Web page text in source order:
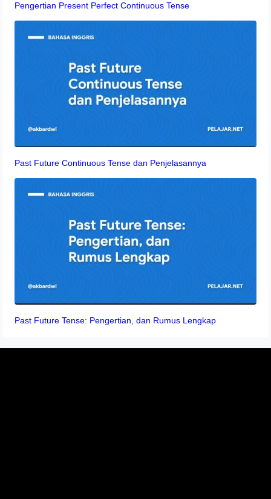
Pengertian Present Perfect Continuous Tense
Past Future Continuous Tense dan Penjelasannya
Past Future Tense: Pengertian, dan Rumus Lengkap